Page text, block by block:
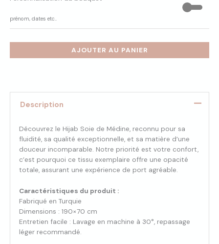
prénom, dates etc..
AJOUTER AU PANIER
Description
Découvrez le Hijab Soie de Médine, reconnu pour sa
fluidité, sa qualité exceptionnelle, et sa matière d’une
douceur incomparable. Notre priorité est votre confort,
c’est pourquoi ce tissu exemplaire offre une opacité
totale, assurant une expérience de port agréable.
Caractéristiques du produit :
Fabriqué en Turquie
Dimensions : 190×70 cm
Entretien facile : Lavage en machine à 30°, repassage
léger recommandé.